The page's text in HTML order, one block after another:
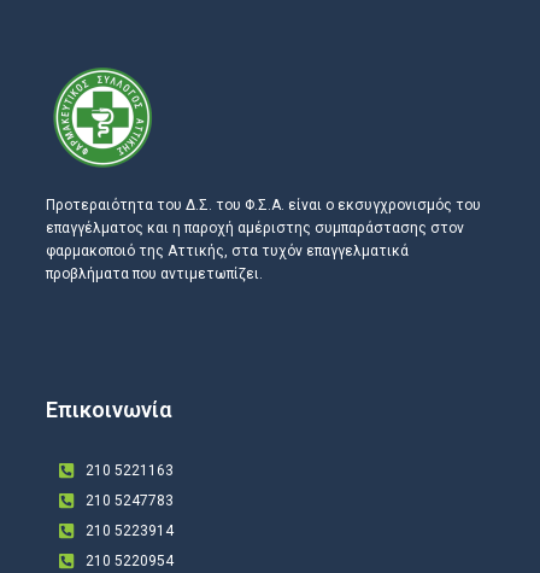
Προτεραιότητα του Δ.Σ. του Φ.Σ.Α. είναι ο εκσυγχρονισμός του
επαγγέλματος και η παροχή αμέριστης συμπαράστασης στον
φαρμακοποιό της Αττικής, στα τυχόν επαγγελματικά
προβλήματα που αντιμετωπίζει.
Επικοινωνία
210 5221163
210 5247783
210 5223914
210 5220954